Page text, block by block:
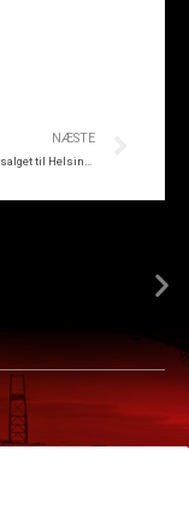
NÆSTE